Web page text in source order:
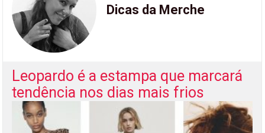
Dicas da Merche
Leopardo é a estampa que marcará
tendência nos dias mais frios